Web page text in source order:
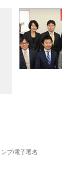
プ/電子署名